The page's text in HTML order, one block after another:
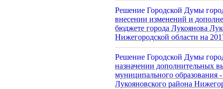
Решение Городской Думы
внесении изменений и
бюджете города Лукоянова
Нижегородской области на
Решение Городской Думы
назначении дополнительных
муниципального образования
Лукояновского района